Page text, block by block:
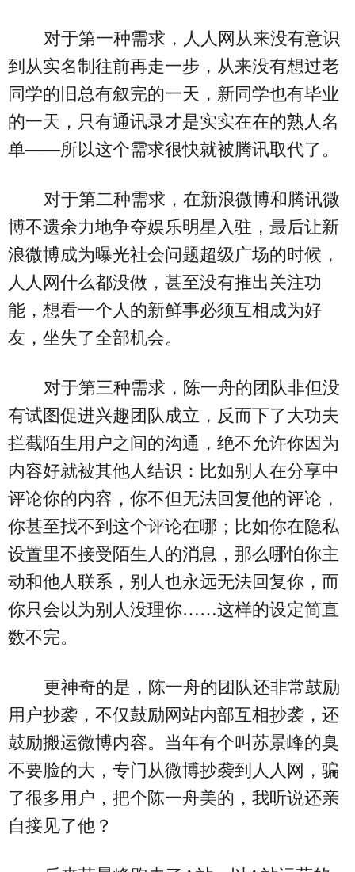
对于第一种需求，人人网从来没有意识
到从实名制往前再走一步，从来没有想过老
同学的旧总有叙完的一天，新同学也有毕业
的一天，只有通讯录才是实实在在的熟人名
单——所以这个需求很快就被腾讯取代了。
对于第二种需求，在新浪微博和腾讯微
博不遗余力地争夺娱乐明星入驻，最后让新
浪微博成为曝光社会问题超级广场的时候，
人人网什么都没做，甚至没有推出关注功
能，想看一个人的新鲜事必须互相成为好
友，坐失了全部机会。
对于第三种需求，陈一舟的团队非但没
有试图促进兴趣团队成立，反而下了大功夫
拦截陌生用户之间的沟通，绝不允许你因为
内容好就被其他人结识：比如别人在分享中
评论你的内容，你不但无法回复他的评论，
你甚至找不到这个评论在哪；比如你在隐私
设置里不接受陌生人的消息，那么哪怕你主
动和他人联系，别人也永远无法回复你，而
你只会以为别人没理你……这样的设定简直
数不完。
更神奇的是，陈一舟的团队还非常鼓励
用户抄袭，不仅鼓励网站内部互相抄袭，还
鼓励搬运微博内容。当年有个叫苏景峰的臭
不要脸的大，专门从微博抄袭到人人网，骗
了很多用户，把个陈一舟美的，我听说还亲
自接见了他？